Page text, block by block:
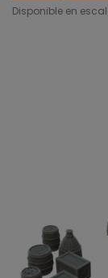
Disponible en